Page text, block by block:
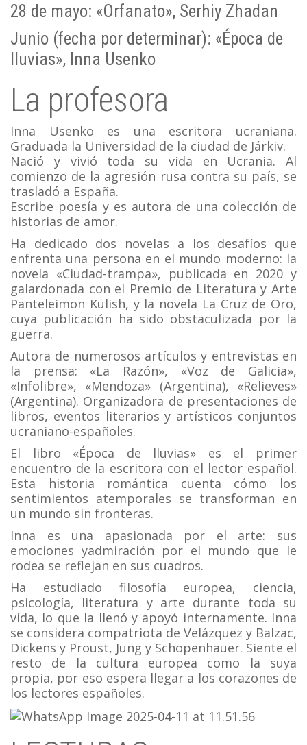
28 de mayo: «Orfanato», Serhiy Zhadan
Junio (fecha por determinar): «Época de
lluvias», Inna Usenko
La profesora
Inna Usenko es una escritora ucraniana.
Graduada la Universidad de la ciudad de Járkiv.
Nació y vivió toda su vida en Ucrania. Al
comienzo de la agresión rusa contra su país, se
trasladó a España.
Escribe poesía y es autora de una colección de
historias de amor.
Ha dedicado dos novelas a los desafíos que
enfrenta una persona en el mundo moderno: la
novela «Ciudad-trampa», publicada en 2020 y
galardonada con el Premio de Literatura y Arte
Panteleimon Kulish, y la novela La Cruz de Oro,
cuya publicación ha sido obstaculizada por la
guerra.
Autorа de numerosos artículos y entrevistas en
la prensa: «La Razón», «Voz de Galicia»,
«Infolibre», «Mendoza» (Argentina), «Relieves»
(Argentina). Organizadora de presentaciones de
libros, eventos literarios y artísticos conjuntos
ucraniano-españoles.
El libro «Época de lluvias» es el primer
encuentro de la escritora con el lector español.
Esta historia romántica cuenta cómo los
sentimientos atemporales se transforman en
un mundo sin fronteras.
Inna es una apasionada por el arte: sus
emociones yadmiración por el mundo que le
rodea se reflejan en sus cuadros.
Ha estudiado filosofía europea, ciencia,
psicología, literatura y arte durante toda su
vida, lo que la llenó y apoyó internamente. Inna
se considera compatriota de Velázquez y Balzac,
Dickens y Proust, Jung y Schopenhauer. Siente el
resto de la cultura europea como la suya
propia, por eso espera llegar a los corazones de
los lectores españoles.